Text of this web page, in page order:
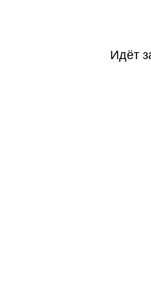
Идёт